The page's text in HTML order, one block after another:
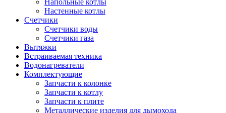
Напольные котлы
Настенные котлы
Счетчики
Счетчики воды
Счетчики газа
Вытяжки
Встраиваемая техника
Водонагреватели
Комплектующие
Запчасти к колонке
Запчасти к котлу
Запчасти к плите
Металлические изделия для дымохода